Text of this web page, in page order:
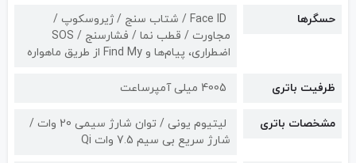
حسگرها
Face ID / شتاب سنج / ژیروسکوپ /
مجاورت / قطب نما / فشارسنج / SOS
اضطراری، پیام‌ها و Find My از طریق ماهواره
ظرفیت باتری 4005 میلی آمپرساعت
مشخصات باتری
لیتیوم یونی / توان شارژ سیمی 20 وات /
شارژ سریع بی سیم 7.5 وات Qi